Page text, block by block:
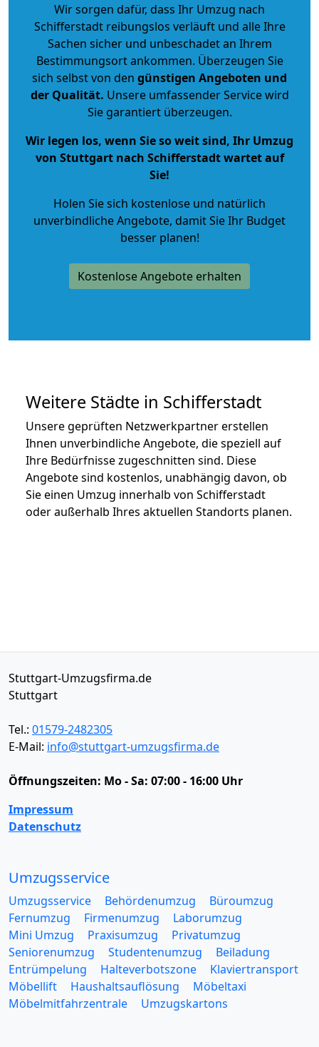
Wir sorgen dafür, dass Ihr Umzug nach
Schifferstadt reibungslos verläuft und alle Ihre
Sachen sicher und unbeschadet an Ihrem
Bestimmungsort ankommen. Überzeugen Sie
sich selbst von den günstigen Angeboten und
der Qualität. Unsere umfassender Service wird
Sie garantiert überzeugen.
Wir legen los, wenn Sie so weit sind, Ihr Umzug
von Stuttgart nach Schifferstadt wartet auf
Sie!
Holen Sie sich kostenlose und natürlich
unverbindliche Angebote, damit Sie Ihr Budget
besser planen!
Kostenlose Angebote erhalten
Weitere Städte in Schifferstadt
Unsere geprüften Netzwerkpartner erstellen
Ihnen unverbindliche Angebote, die speziell auf
Ihre Bedürfnisse zugeschnitten sind. Diese
Angebote sind kostenlos, unabhängig davon, ob
Sie einen Umzug innerhalb von Schifferstadt
oder außerhalb Ihres aktuellen Standorts planen.
Stuttgart-Umzugsfirma.de
Stuttgart
Tel.: 01579-2482305
E-Mail: info@stuttgart-umzugsfirma.de
Öffnungszeiten: Mo - Sa: 07:00 - 16:00 Uhr
Impressum
Datenschutz
Umzugsservice
Umzugsservice Behördenumzug
Büroumzug
Fernumzug
Firmenumzug
Laborumzug
Mini Umzug
Praxisumzug
Privatumzug
Seniorenumzug
Studentenumzug
Beiladung
Entrümpelung
Halteverbotszone
Klaviertransport
Möbellift
Haushaltsauflösung
Möbeltaxi
Möbelmitfahrzentrale
Umzugskartons